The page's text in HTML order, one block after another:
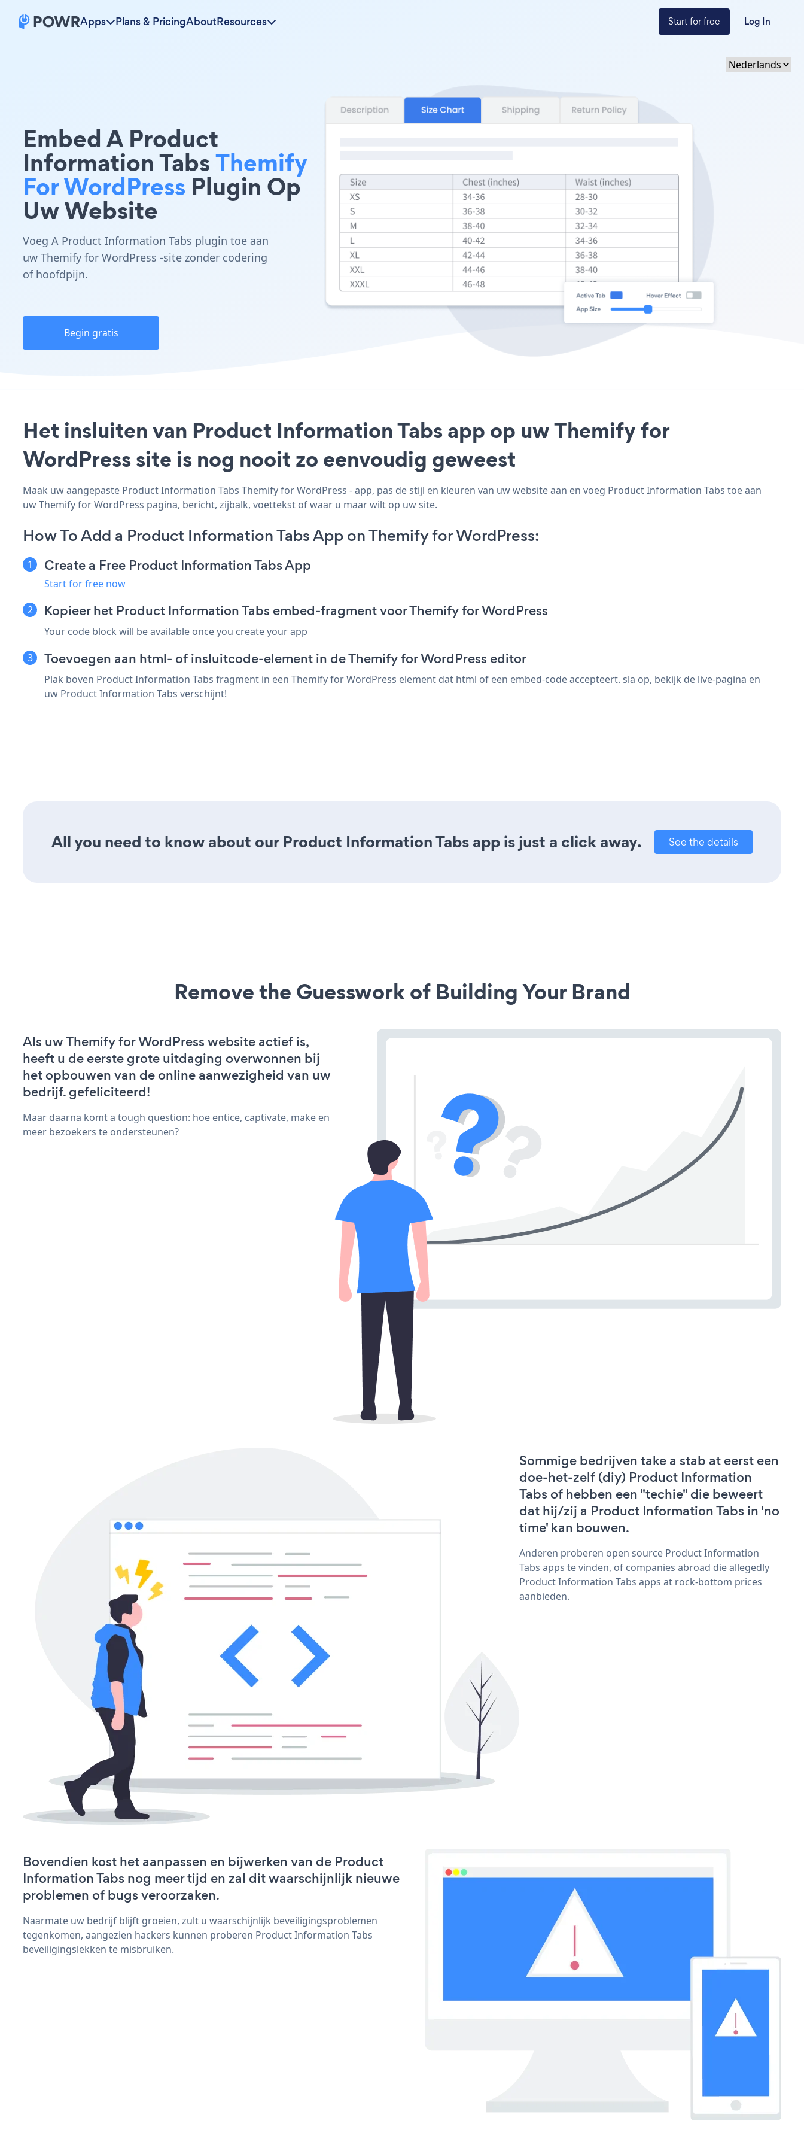
Apps Plans & PricingAboutResources Start for free Log In
Embed A Product
Information TabsThemify
For WordPress Plugin Op
Uw Website
Voeg A Product Information Tabs plugin toe aan
uw Themify for WordPress -site zonder codering
of hoofdpijn.
Begin gratis
Het insluiten van Product Information Tabs app op uw Themify for
WordPress site is nog nooit zo eenvoudig geweest
Maak uw aangepaste Product Information Tabs Themify for WordPress - app, pas de stijl en kleuren van uw website aan en voeg Product Information Tabs toe aan
uw Themify for WordPress pagina, bericht, zijbalk, voettekst of waar u maar wilt op uw site.
How To Add a Product Information Tabs App on Themify for WordPress:
Create a Free Product Information Tabs App
Start for free now
Kopieer het Product Information Tabs embed-fragment voor Themify for WordPress
Your code block will be available once you create your app
Toevoegen aan html- of insluitcode-element in de Themify for WordPress editor
Plak boven Product Information Tabs fragment in een Themify for WordPress element dat html of een embed-code accepteert. sla op, bekijk de live-pagina en
uw Product Information Tabs verschijnt!
All you need to know about our Product Information Tabs app is just a click away. See the details
Remove the Guesswork of Building Your Brand
Als uw Themify for WordPress website actief is,
heeft u de eerste grote uitdaging overwonnen bij
het opbouwen van de online aanwezigheid van uw
bedrijf. gefeliciteerd!
Maar daarna komt a tough question: hoe entice, captivate, make en
meer bezoekers te ondersteunen?
Sommige bedrijven take a stab at eerst een
doe-het-zelf (diy) Product Information
Tabs of hebben een "techie" die beweert
dat hij/zij a Product Information Tabs in 'no
time' kan bouwen.
Anderen proberen open source Product Information
Tabs apps te vinden, of companies abroad die allegedly
Product Information Tabs apps at rock-bottom prices
aanbieden.
Bovendien kost het aanpassen en bijwerken van de Product
Information Tabs nog meer tijd en zal dit waarschijnlijk nieuwe
problemen of bugs veroorzaken.
Naarmate uw bedrijf blijft groeien, zult u waarschijnlijk beveiligingsproblemen
tegenkomen, aangezien hackers kunnen proberen Product Information Tabs
beveiligingslekken te misbruiken.